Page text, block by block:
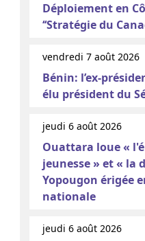
Déploiement en
‘‘Stratégie du
vendredi 7 août 2026
Bénin: l’ex-
élu président du
jeudi 6 août 2026
Ouattara loue «
jeunesse » et « la
Yopougon érigée
nationale
jeudi 6 août 2026